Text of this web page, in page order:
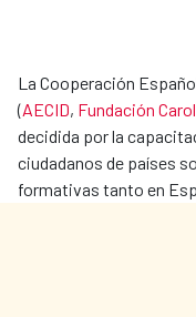
La Cooperación
(AECID, Fundación
decidida por la
ciudadanos de países
formativas tanto en